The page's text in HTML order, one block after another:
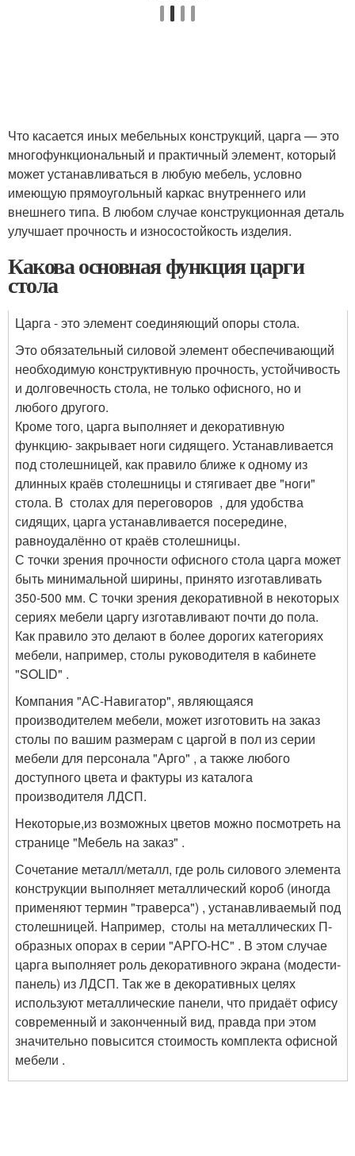
Что касается иных мебельных конструкций, царга — это
многофункциональный и практичный элемент, который
может устанавливаться в любую мебель, условно
имеющую прямоугольный каркас внутреннего или
внешнего типа. В любом случае конструкционная деталь
улучшает прочность и износостойкость изделия.
Какова основная функция царги
стола
Царга - это элемент соединяющий опоры стола.
Это обязательный силовой элемент обеспечивающий
необходимую конструктивную прочность, устойчивость
и долговечность стола, не только офисного, но и
любого другого.
Кроме того, царга выполняет и декоративную
функцию- закрывает ноги сидящего. Устанавливается
под столешницей, как правило ближе к одному из
длинных краёв столешницы и стягивает две "ноги"
стола. В столах для переговоров , для удобства
сидящих, царга устанавливается посередине,
равноудалённо от краёв столешницы.
С точки зрения прочности офисного стола царга может
быть минимальной ширины, принято изготавливать
350-500 мм. С точки зрения декоративной в некоторых
сериях мебели царгу изготавливают почти до пола.
Как правило это делают в более дорогих категориях
мебели, например, столы руководителя в кабинете
"SOLID" .
Компания "АС-Навигатор", являющаяся
производителем мебели, может изготовить на заказ
столы по вашим размерам с царгой в пол из серии
мебели для персонала "Арго" , а также любого
доступного цвета и фактуры из каталога
производителя ЛДСП.
Некоторые,из возможных цветов можно посмотреть на
странице "Мебель на заказ" .
Сочетание металл/металл, где роль силового элемента
конструкции выполняет металлический короб (иногда
применяют термин "траверса") , устанавливаемый под
столешницей. Например, столы на металлических П-
образных опорах в серии "АРГО-НС" . В этом случае
царга выполняет роль декоративного экрана (модести-
панель) из ЛДСП. Так же в декоративных целях
используют металлические панели, что придаёт офису
современный и законченный вид, правда при этом
значительно повысится стоимость комплекта офисной
мебели .